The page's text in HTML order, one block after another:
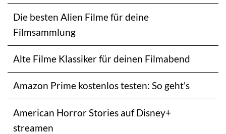
Die besten Alien Filme für deine
Filmsammlung
Alte Filme Klassiker für deinen Filmabend
Amazon Prime kostenlos testen: So geht's
American Horror Stories auf Disney+
streamen